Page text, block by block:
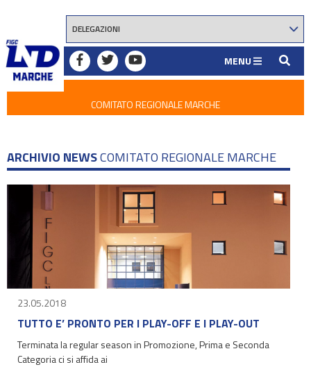
MENU
COMITATO REGIONALE MARCHE
ARCHIVIO NEWSCOMITATO REGIONALE MARCHE
23.05.2018
TUTTO E’ PRONTO PER I PLAY-OFF E I PLAY-OUT
Terminata la regular season in Promozione, Prima e Seconda
Categoria ci si affida ai